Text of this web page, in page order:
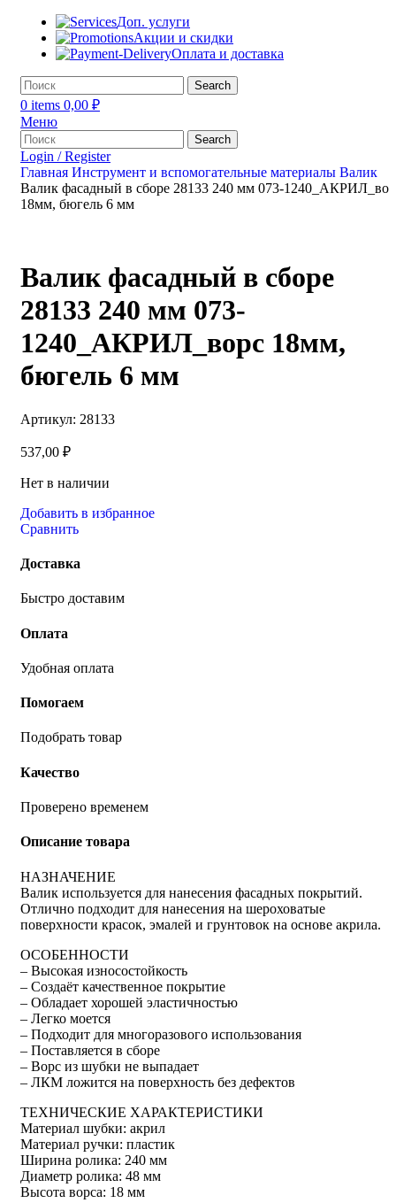
Доп. услуги
Акции и скидки
Оплата и доставка
Search
0 items 0,00 ₽
Меню
Search
Login / Register
Главная Инструмент и вспомогательные материалы Валик
Валик фасадный в сборе 28133 240 мм 073-
18мм, бюгель 6 мм
Валик фасадный в сборе
28133 240 мм 073-
1240_АКРИЛ_ворс 18мм,
бюгель 6 мм
Артикул: 28133
537,00 ₽
Нет в наличии
Добавить в избранное
Сравнить
Доставка
Быстро доставим
Оплата
Удобная оплата
Помогаем
Подобрать товар
Качество
Проверено временем
Описание товара
НАЗНАЧЕНИЕ
Валик используется для нанесения фасадных покрытий.
Отлично подходит для нанесения на шероховатые
поверхности красок, эмалей и грунтовок на основе акрила.
ОСОБЕННОСТИ
– Высокая износостойкость
– Создаёт качественное покрытие
– Обладает хорошей эластичностью
– Легко моется
– Подходит для многоразового использования
– Поставляется в сборе
– Ворс из шубки не выпадает
– ЛКМ ложится на поверхность без дефектов
ТЕХНИЧЕСКИЕ ХАРАКТЕРИСТИКИ
Материал шубки: акрил
Материал ручки: пластик
Ширина ролика: 240 мм
Диаметр ролика: 48 мм
Высота ворса: 18 мм